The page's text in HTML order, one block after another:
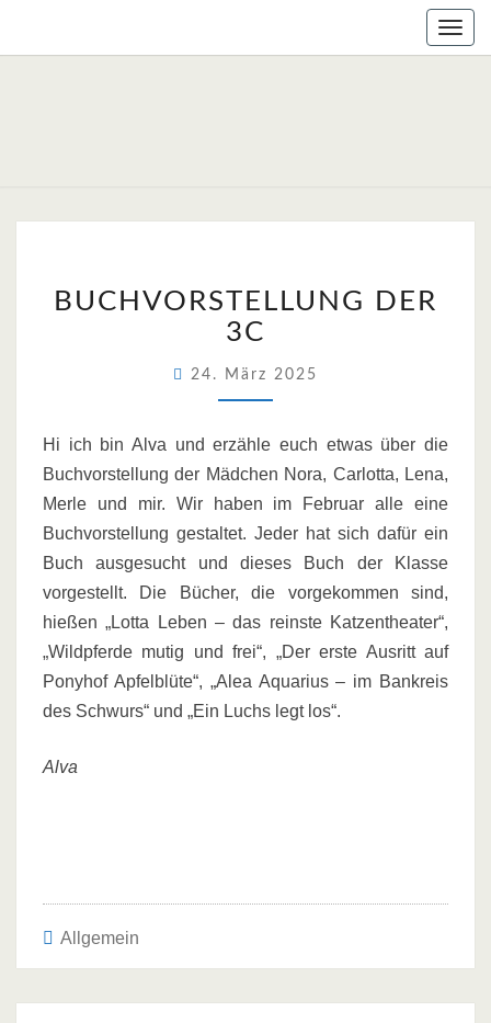
content
3C
BUCHVORSTELLUNG DER
3C
24. März 2025
Hi ich bin Alva und erzähle euch etwas über die
Buchvorstellung der Mädchen Nora, Carlotta, Lena,
Merle und mir. Wir haben im Februar alle eine
Buchvorstellung gestaltet. Jeder hat sich dafür ein
Buch ausgesucht und dieses Buch der Klasse
vorgestellt. Die Bücher, die vorgekommen sind,
hießen „Lotta Leben – das reinste Katzentheater“,
„Wildpferde mutig und frei“, „Der erste Ausritt auf
Ponyhof Apfelblüte“, „Alea Aquarius – im Bankreis
des Schwurs“ und „Ein Luchs legt los“.
Alva
Allgemein